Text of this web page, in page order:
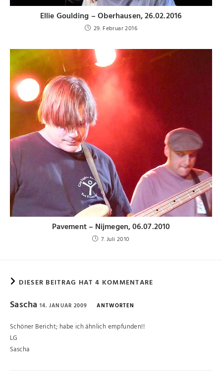
Ellie Goulding – Oberhausen, 26.02.2016
29. Februar 2016
Pavement – Nijmegen, 06.07.2010
7. Juli 2010
DIESER BEITRAG HAT 4 KOMMENTARE
Sascha 14. JANUAR 2009 ANTWORTEN
Schöner Bericht; habe ich ähnlich empfunden!!
LG
Sascha